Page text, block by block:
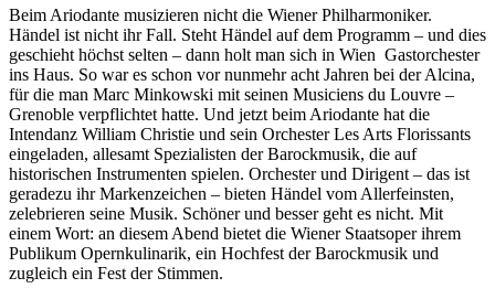
Beim Ariodante musizieren nicht die Wiener Philharmoniker.
Händel ist nicht ihr Fall. Steht Händel auf dem Programm – und dies
geschieht höchst selten – dann holt man sich in Wien Gastorchester
ins Haus. So war es schon vor nunmehr acht Jahren bei der Alcina,
für die man Marc Minkowski mit seinen Musiciens du Louvre –
Grenoble verpflichtet hatte. Und jetzt beim Ariodante hat die
Intendanz William Christie und sein Orchester Les Arts Florissants
eingeladen, allesamt Spezialisten der Barockmusik, die auf
historischen Instrumenten spielen. Orchester und Dirigent – das ist
geradezu ihr Markenzeichen – bieten Händel vom Allerfeinsten,
zelebrieren seine Musik. Schöner und besser geht es nicht. Mit
einem Wort: an diesem Abend bietet die Wiener Staatsoper ihrem
Publikum Opernkulinarik, ein Hochfest der Barockmusik und
zugleich ein Fest der Stimmen.